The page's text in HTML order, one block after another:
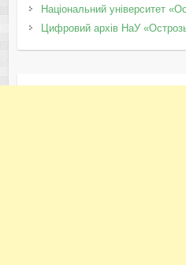
Національний університет
Цифровий архів НаУ